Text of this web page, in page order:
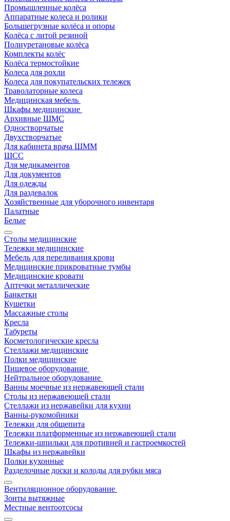
Промышленные колёса
Аппаратные колеса и ролики
Большегрузные колёса и опоры
Колёса с литой резиной
Полиуретановые колёса
Комплекты колёс
Колёса термостойкие
Колеса для рохли
Колеса для покупательских тележек
Траволаторные колеса
Медицинская мебель
Шкафы медицинские
Архивные ШМС
Одностворчатые
Двухстворчатые
Для кабинета врача ШММ
ШСС
Для медикаментов
Для документов
Для одежды
Для раздевалок
Хозяйственные для уборочного инвентаря
Палатные
Белые
Столы медицинские
Тележки медицинские
Мебель для переливания крови
Медицинские прикроватные тумбы
Медицинские кровати
Аптечки металлические
Банкетки
Кушетки
Массажные столы
Кресла
Табуреты
Косметологические кресла
Стеллажи медицинские
Полки медицинские
Пищевое оборудование
Нейтральное оборудование
Ванны моечные из нержавеющей стали
Столы из нержавеющей стали
Стеллажи из нержавейки для кухни
Ванны-рукомойники
Тележки для общепита
Тележки платформенные из нержавеющей стали
Тележки-шпильки для противней и гастроемкостей
Шкафы из нержавейки
Полки кухонные
Разделочные доски и колоды для рубки мяса
Вентиляционное оборудование
Зонты вытяжные
Местные вентоотсосы